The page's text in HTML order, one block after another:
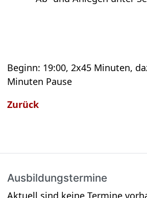
Beginn: 19:00, 2x45 Minu­ten,
Minu­ten Pause
Zurück
Aus­bil­dungs­ter­mine